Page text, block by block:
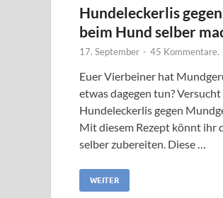
Hundeleckerlis
beim Hund selber
17. September - 45 Kommentare.
Euer Vierbeiner hat
etwas dagegen tun?
Hundeleckerlis gegen
Mit diesem Rezept könnt ihr
selber zubereiten. Diese …
WEITER